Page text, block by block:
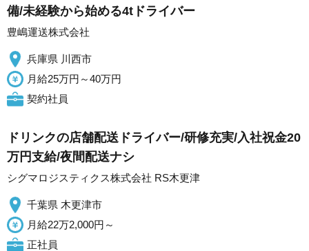
備/未経験から始める4tドライバー
豊嶋運送株式会社
兵庫県 川西市
月給25万円～40万円
契約社員
ドリンクの店舗配送ドライバー/研修充実/入社祝金20
万円支給/夜間配送ナシ
シグマロジスティクス株式会社 RS木更津
千葉県 木更津市
月給22万2,000円～
正社員